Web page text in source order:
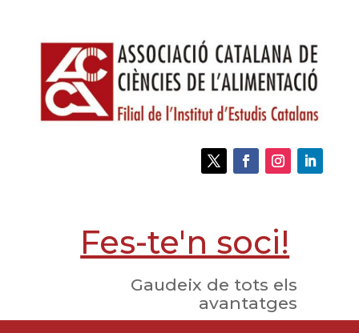
Fes-te'n soci!
Gaudeix de tots els
avantatges